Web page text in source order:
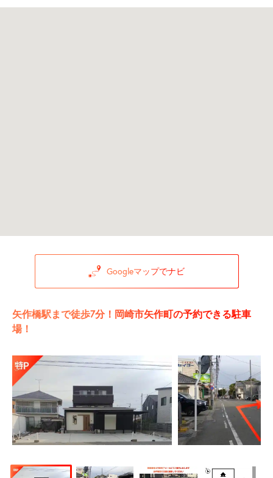
Googleマップでナビ
矢作橋駅まで徒歩7分！岡崎市矢作町の予約できる駐車
場！